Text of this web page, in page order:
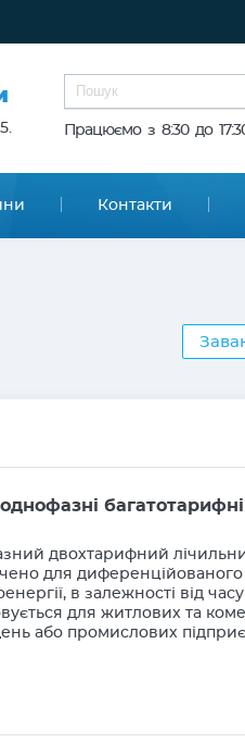
Працюємо з 8:30 до
Контакти
двохтарифний
для диференційованого
в залежності від
для житлових та
або промислових